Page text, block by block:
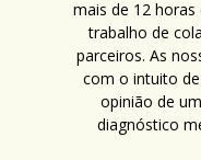
mais de 12
trabalho de
parceiros. As
com o intuito
opinião de
diagnóstico